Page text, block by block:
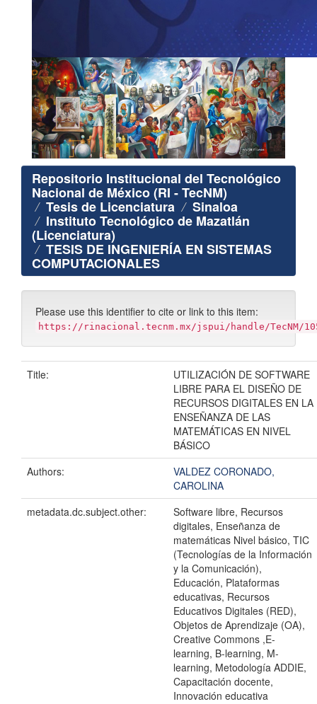
Repositorio Institucional del Tecnológico
Nacional de México (RI - TecNM)
Tesis de Licenciatura Sinaloa
Instituto Tecnológico de Mazatlán
(Licenciatura)
TESIS DE INGENIERÍA EN SISTEMAS
COMPUTACIONALES
Please use this identifier to cite or link to this item:
https://rinacional.tecnm.mx/jspui/handle/TecNM/
Title:
UTILIZACIÓN DE SOFTWARE
LIBRE PARA EL DISEÑO DE
RECURSOS DIGITALES EN LA
ENSEÑANZA DE LAS
MATEMÁTICAS EN NIVEL
BÁSICO
Authors:
VALDEZ CORONADO,
CAROLINA
metadata.dc.subject.other:
Software libre, Recursos
digitales, Enseñanza de
matemáticas Nivel básico, TIC
(Tecnologías de la Información
y la Comunicación),
Educación, Plataformas
educativas, Recursos
Educativos Digitales (RED),
Objetos de Aprendizaje (OA),
Creative Commons ,E-
learning, B-learning, M-
learning, Metodología ADDIE,
Capacitación docente,
Innovación educativa